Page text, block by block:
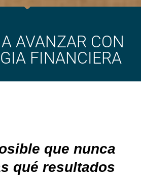
AVANZAR CON
FINANCIERA
que nunca
qué resultados